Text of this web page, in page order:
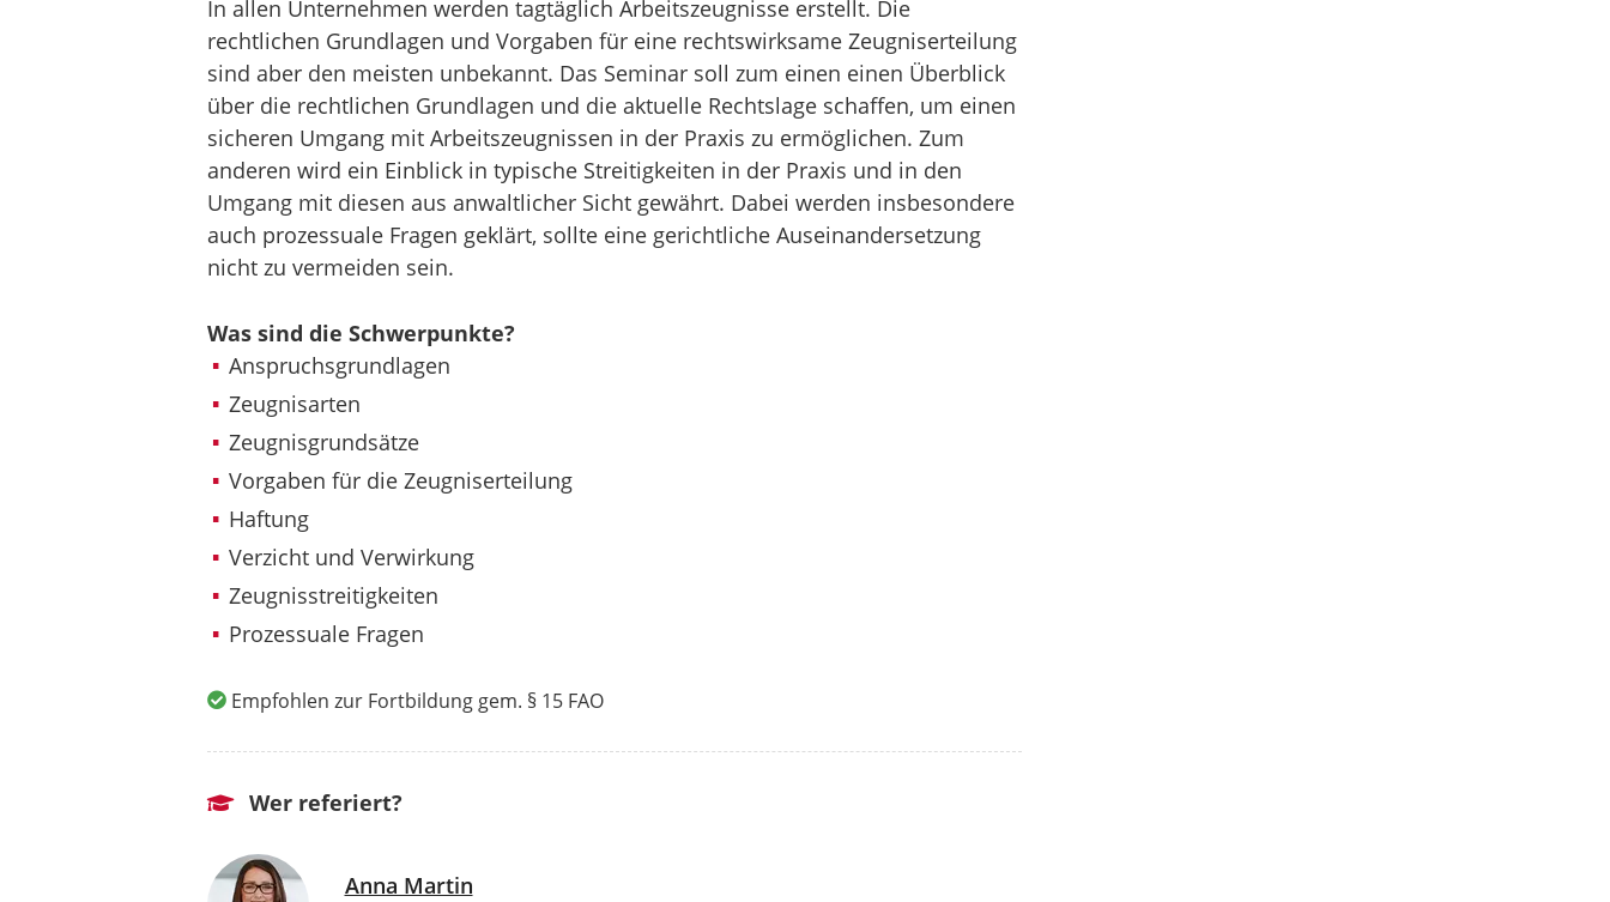
In allen Unternehmen werden tagtäglich Arbeitszeugnisse erstellt. Die
rechtlichen Grundlagen und Vorgaben für eine rechtswirksame Zeugniserteilung
sind aber den meisten unbekannt. Das Seminar soll zum einen einen Überblick
über die rechtlichen Grundlagen und die aktuelle Rechtslage schaffen, um einen
sicheren Umgang mit Arbeitszeugnissen in der Praxis zu ermöglichen. Zum
anderen wird ein Einblick in typische Streitigkeiten in der Praxis und in den
Umgang mit diesen aus anwaltlicher Sicht gewährt. Dabei werden insbesondere
auch prozessuale Fragen geklärt, sollte eine gerichtliche Auseinandersetzung
nicht zu vermeiden sein.
Was sind die Schwerpunkte?
Anspruchsgrundlagen
Zeugnisarten
Zeugnisgrundsätze
Vorgaben für die Zeugniserteilung
Haftung
Verzicht und Verwirkung
Zeugnisstreitigkeiten
Prozessuale Fragen
Empfohlen zur Fortbildung gem. § 15 FAO
Wer referiert?
Anna Martin